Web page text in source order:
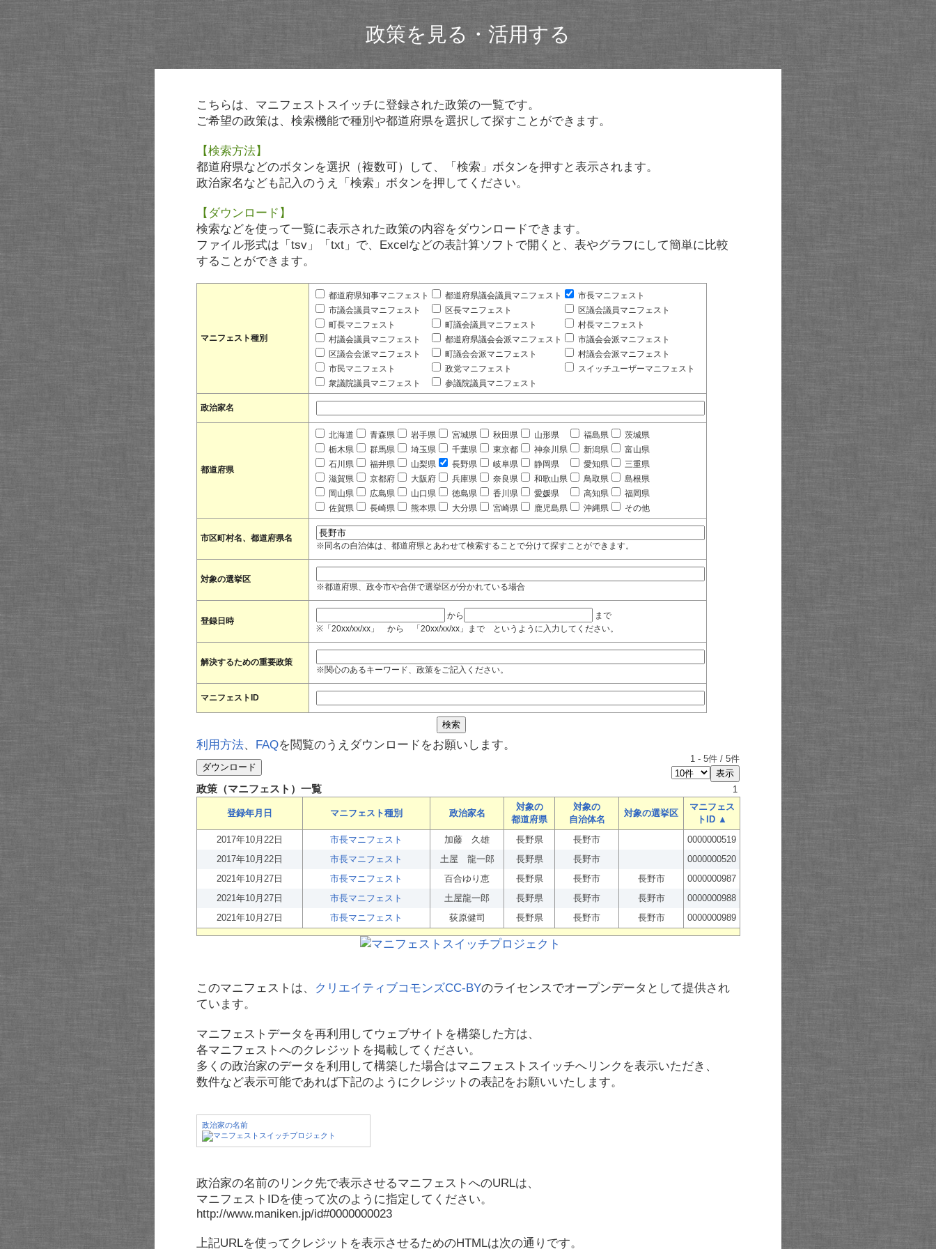
政策を見る・活用する
こちらは、マニフェストスイッチに登録された政策の一覧です。
ご希望の政策は、検索機能で種別や都道府県を選択して探すことができます。
【検索方法】
都道府県などのボタンを選択（複数可）して、「検索」ボタンを押すと表示されます。
政治家名なども記入のうえ「検索」ボタンを押してください。
【ダウンロード】
検索などを使って一覧に表示された政策の内容をダウンロードできます。
ファイル形式は「tsv」「txt」で、Excelなどの表計算ソフトで開くと、表やグラフにして簡単に比較
することができます。
マニフェスト種別
都道府県知事マニフェスト 都道府県議会議員マニフェスト
市長マニフェスト
市議会議員マニフェスト
区長マニフェスト
区議会議員マニフェスト
町長マニフェスト
町議会議員マニフェスト
村長マニフェスト
村議会議員マニフェスト
都道府県議会会派マニフェスト
市議会会派マニフェスト
区議会会派マニフェスト
町議会会派マニフェスト
村議会会派マニフェスト
市民マニフェスト
政党マニフェスト
スイッチユーザーマニフェスト
衆議院議員マニフェスト
参議院議員マニフェスト
政治家名
都道府県
北海道 青森県 岩手県 宮城県 秋田県 山形県 福島県
茨城県
栃木県
群馬県 埼玉県 千葉県 東京都 神奈川県 新潟県
富山県
石川県
福井県 山梨県 長野県 岐阜県 静岡県 愛知県
三重県
滋賀県
京都府 大阪府 兵庫県 奈良県 和歌山県 鳥取県
島根県
岡山県
広島県 山口県 徳島県 香川県 愛媛県 高知県
福岡県
佐賀県
長崎県 熊本県 大分県 宮崎県 鹿児島県 沖縄県 その他
市区町村名、都道府県名
※同名の自治体は、都道府県とあわせて検索することで分けて探すことができます。
対象の選挙区
※都道府県、政令市や合併で選挙区が分かれている場合
登録日時
から
まで
※「20xx/xx/xx」 から 「20xx/xx/xx」まで というように入力してください。
解決するための重要政策
※関心のあるキーワード、政策をご記入ください。
マニフェストID
利用方法、 FAQを閲覧のうえダウンロードをお願いします。
1 - 5件 / 5件
政策（マニフェスト）一覧 1
登録年月日 マニフェスト種別 政治家名
対象の
都道府県
対象の
自治体名
対象の選挙区
マニフェス
トID ▲
2017年10月22日
市長マニフェスト 加藤 久雄 長野県 長野市
0000000519
2017年10月22日
市長マニフェスト 土屋 龍一郎 長野県 長野市
0000000520
2021年10月27日
市長マニフェスト 百合ゆり恵 長野県 長野市 長野市
0000000987
2021年10月27日
市長マニフェスト 土屋龍一郎 長野県 長野市 長野市
0000000988
2021年10月27日
市長マニフェスト 荻原健司 長野県 長野市 長野市 0000000989
このマニフェストは、 クリエイティブコモンズCC-BYのライセンスでオープンデータとして提供され
ています。
マニフェストデータを再利用してウェブサイトを構築した方は、
各マニフェストへのクレジットを掲載してください。
多くの政治家のデータを利用して構築した場合はマニフェストスイッチへリンクを表示いただき、
数件など表示可能であれば下記のようにクレジットの表記をお願いいたします。
政治家の名前
政治家の名前のリンク先で表示させるマニフェストへのURLは、
マニフェストIDを使って次のように指定してください。
http://www.maniken.jp/id#0000000023
上記URLを使ってクレジットを表示させるためのHTMLは次の通りです。